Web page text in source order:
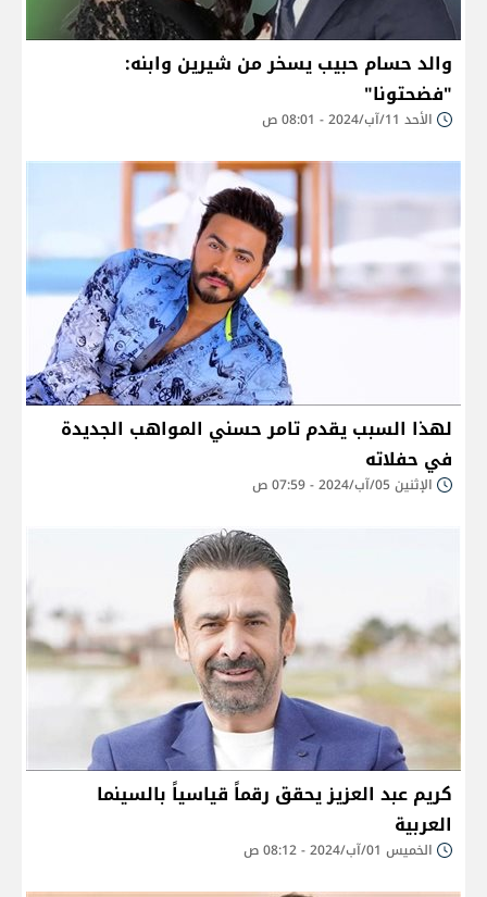
والد حسام حبيب يسخر من شيرين وابنه:
"فضحتونا"
الأحد 11/آب/2024 - 08:01 ص
لهذا السبب يقدم تامر حسني المواهب الجديدة
في حفلاته
الإثنين 05/آب/2024 - 07:59 ص
كريم عبد العزيز يحقق رقماً قياسياً بالسينما
العربية
الخميس 01/آب/2024 - 08:12 ص